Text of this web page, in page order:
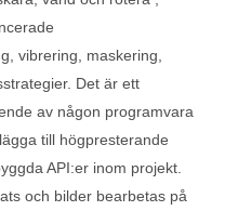
vibrering, maskering,
Det är ett
av någon programvara
till högpresterande
API:er inom projekt.
och bilder bearbetas på